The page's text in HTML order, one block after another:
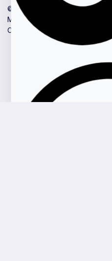
© 2026 DerMAGs Skincare -
Managed by
Owned by Hadi Hanafee